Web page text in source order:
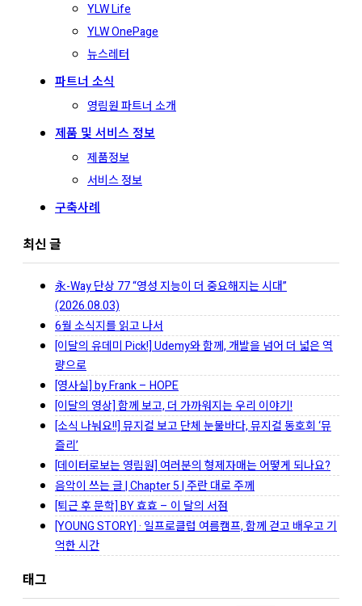
YLW Life
YLW OnePage
뉴스레터
파트너 소식
영림원 파트너 소개
제품 및 서비스 정보
제품정보
서비스 정보
구축사례
최신 글
永-Way 단상 77 “영성 지능이 더 중요해지는 시대”
(2026.08.03)
6월 소식지를 읽고 나서
[이달의 유데미 Pick!] Udemy와 함께, 개발을 넘어 더 넓은 역
량으로
[영사실] by Frank – HOPE
[이달의 영상] 함께 보고, 더 가까워지는 우리 이야기!
[소식 나눠요!!] 뮤지컬 보고 단체 눈물바다, 뮤지컬 동호회 ‘뮤
즐리’
[데이터로보는 영림원] 여러분의 형제자매는 어떻게 되나요?
음악이 쓰는 글 | Chapter 5 | 주란 대로 주께
[퇴근 후 문학] BY 효효 – 이 달의 서점
[YOUNG STORY] · 일프로클럽 여름캠프, 함께 걷고 배우고 기
억한 시간
태그